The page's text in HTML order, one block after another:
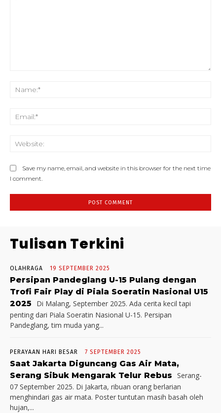
Save my name, email, and website in this browser for the next time
I comment.
Tulisan Terkini
OLAHRAGA 19 SEPTEMBER 2025
Persipan Pandeglang U-15 Pulang dengan
Trofi Fair Play di Piala Soeratin Nasional U15
2025
Di Malang, September 2025. Ada cerita kecil tapi
penting dari Piala Soeratin Nasional U-15. Persipan
Pandeglang, tim muda yang...
PERAYAAN HARI BESAR 7 SEPTEMBER 2025
Saat Jakarta Diguncang Gas Air Mata,
Serang Sibuk Mengarak Telur Rebus Serang-
07 September 2025. Di Jakarta, ribuan orang berlarian
menghindari gas air mata. Poster tuntutan masih basah oleh
hujan,...